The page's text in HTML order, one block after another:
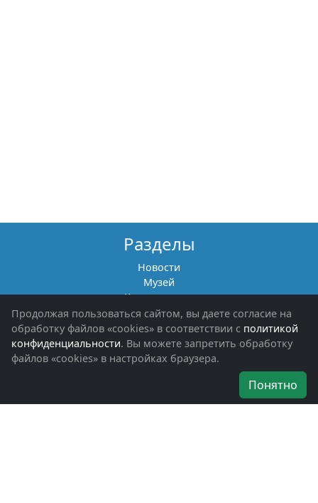
Разделы
Новости
Музей
Книги памяти
Фотоальбомы
Обращения граждан
Помощь участникам СВО и их семьям
Об организации
Наши награды
Продолжая пользоваться сайтом, вы даете согласие на
обработку файлов «cookies» в соответствии с политикой
конфиденциальности. Вы можете запретить обработку
файлов «cookies» в настройках браузера.
Понятно